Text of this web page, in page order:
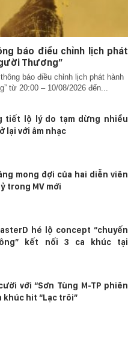
báo điều chỉnh lịch phát
Thương”
báo điều chỉnh lịch phát hành
từ 20:00 – 10/08/2026 đến...
tiết lộ lý do tạm dừng nhiều
lại với âm nhạc
mong đợi của hai diễn viên
trong MV mới
hé lộ concept “chuyến
kết nối 3 ca khúc tại
với “Sơn Tùng M-TP phiên
khúc hit “Lạc trôi”